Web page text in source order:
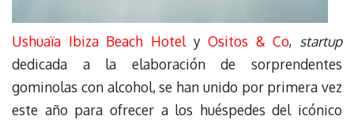
Ushuaïa Ibiza Beach HotelyOsitos & Co, startup
dedicada a la elaboración de sorprendentes
gominolas con alcohol, se han unido por primera vez
este año para ofrecer a los huéspedes del icónico